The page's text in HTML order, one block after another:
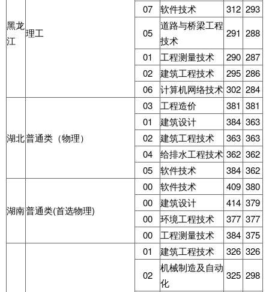
黑龙
江
理工
07
软件技术 312 293
05
道路与桥梁工程
技术
291 288
01
工程测量技术 290 287
02
建筑工程技术 295 286
06
计算机网络技术 302 284
湖北普通类（物理）
03 工程造价 381 381
01
建筑设计 384 363
02
建筑工程技术 363 363
04
给排水工程技术 362 362
05
软件技术 384 362
湖南普通类(首选物理)
00 软件技术 409 380
00
建筑设计 414 379
00
环境工程技术 377 377
00
工程测量技术 384 375
01 建筑工程技术 326 326
02
机械制造及自动
化
325 298